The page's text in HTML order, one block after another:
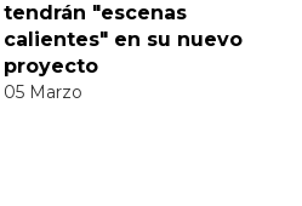
tendrán "escenas
calientes" en su nuevo
proyecto
05 Marzo